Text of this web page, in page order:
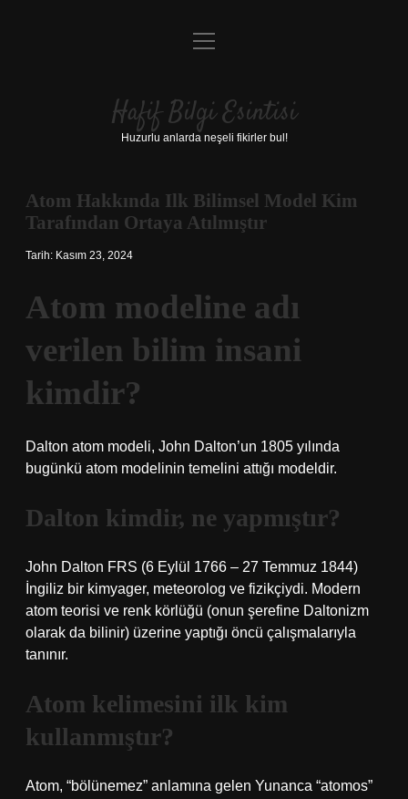
Anasayfa
Yasal Uyarı
menüyü
Hafif Bilgi Esintisi
Huzurlu anlarda neşeli fikirler bul!
Atom Hakkında Ilk Bilimsel Model Kim
Tarafından Ortaya Atılmıştır
Tarih: Kasım 23, 2024
Atom modeline adı
verilen bilim insani
kimdir?
Dalton atom modeli, John Dalton’un 1805 yılında
bugünkü atom modelinin temelini attığı modeldir.
Dalton kimdir, ne yapmıştır?
John Dalton FRS (6 Eylül 1766 – 27 Temmuz 1844)
İngiliz bir kimyager, meteorolog ve fizikçiydi. Modern
atom teorisi ve renk körlüğü (onun şerefine Daltonizm
olarak da bilinir) üzerine yaptığı öncü çalışmalarıyla
tanınır.
Atom kelimesini ilk kim
kullanmıştır?
Atom, “bölünemez” anlamına gelen Yunanca “atomos”